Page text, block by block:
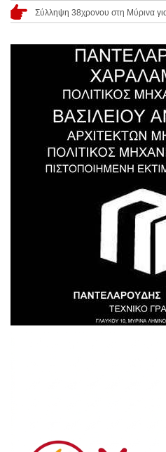
Σύλληψη 38χρονου στη Μύρινα